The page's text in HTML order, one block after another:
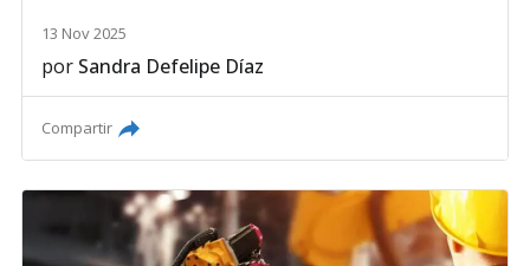
13 Nov 2025
por Sandra Defelipe Díaz
Compartir